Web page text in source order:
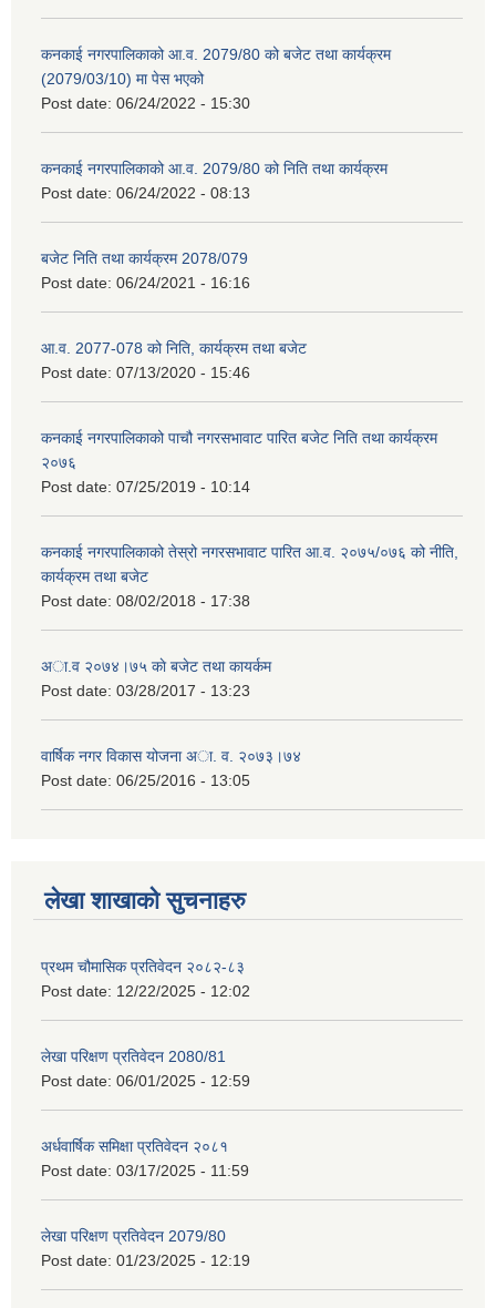
कनकाई नगरपालिकाको आ.व. 2079/80 को बजेट तथा कार्यक्रम
(2079/03/10) मा पेस भएको
Post date: 06/24/2022 - 15:30
कनकाई नगरपालिकाको आ.व. 2079/80 को निति तथा कार्यक्रम
Post date: 06/24/2022 - 08:13
बजेट निति तथा कार्यक्रम 2078/079
Post date: 06/24/2021 - 16:16
आ.व. 2077-078 को निति, कार्यक्रम तथा बजेट
Post date: 07/13/2020 - 15:46
कनकाई नगरपालिकाको पाचौ नगरसभावाट पारित बजेट निति तथा कार्यक्रम
२०७६
Post date: 07/25/2019 - 10:14
कनकाई नगरपालिकाको तेस्रो नगरसभावाट पारित आ.व. २०७५/०७६ को नीति,
कार्यक्रम तथा बजेट
Post date: 08/02/2018 - 17:38
अा.व २०७४।७५ काे बजेट तथा कायर्कम
Post date: 03/28/2017 - 13:23
वार्षिक नगर विकास योजना अा. व. २०७३।७४
Post date: 06/25/2016 - 13:05
लेखा शाखाको सुचनाहरु
प्रथम चौमासिक प्रतिवेदन २०८२-८३
Post date: 12/22/2025 - 12:02
लेखा परिक्षण प्रतिवेदन 2080/81
Post date: 06/01/2025 - 12:59
अर्धवार्षिक समिक्षा प्रतिवेदन २०८१
Post date: 03/17/2025 - 11:59
लेखा परिक्षण प्रतिवेदन 2079/80
Post date: 01/23/2025 - 12:19